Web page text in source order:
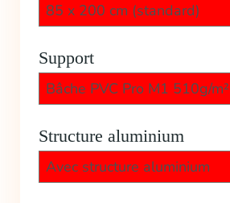
85 x 200 cm (standard)
Support
Bâche PVC Pro M1 510g/m²
Structure aluminium
Avec structure aluminium